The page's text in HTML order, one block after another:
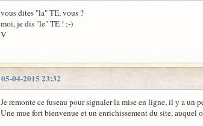
vous dites "la" TE, vous ?
moi, je dis "le" TE ! ;-)
V
05-04-2015 23:32
Je remonte ce fuseau pour signaler la mise en ligne, il y a un
Une mue fort bienvenue et un enrichissement du site, auquel